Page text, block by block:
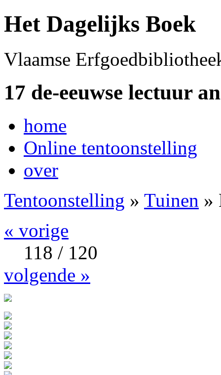
Het Dagelijks Boek
Vlaamse
17 de-eeuwse lectuur
home
Online tentoonstelling
over
Tentoonstelling » Tuinen »
« vorige
118 / 120
volgende »